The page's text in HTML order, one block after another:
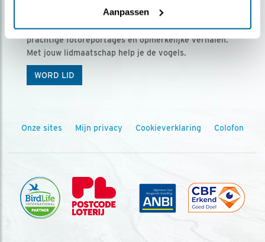
Aanpassen
Ontvang 5 x Vogels voor € 36,00 per jaar
Vogels is het tijdschrift voor onze leden, met
prachtige fotoreportages en opmerkelijke verhalen.
Met jouw lidmaatschap help je de vogels.
WORD LID
Onze sites Mijn privacy Cookieverklaring Colofon